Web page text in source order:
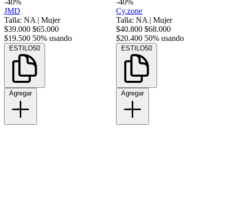
-40%
JMD
Talla: NA | Mujer
$39.000 $65.000
$19.500 50% usando
ESTILO50
Agregar
-40%
Cy.zone
Talla: NA | Mujer
$40.800 $68.000
$20.400 50% usando
ESTILO50
Agregar